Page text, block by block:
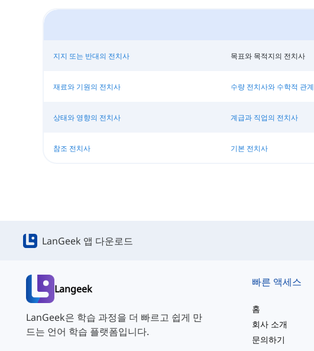
지지 또는 반대의 전치사 목표와 목적지의 전치사
재료와 기원의 전치사 수량 전치사와 수학적 관계
상태와 영향의 전치사 계급과 직업의 전치사
참조 전치사 기본 전치사
LanGeek 앱 다운로드
Langeek
LanGeek은 학습 과정을 더 빠르고 쉽게 만
드는 언어 학습 플랫폼입니다.
빠른 액세스
홈
회사 소개
문의하기